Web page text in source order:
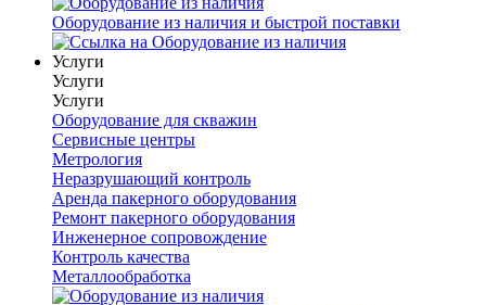
Оборудование из наличия и быстрой поставки
Услуги
Услуги
Услуги
Оборудование для скважин
Сервисные центры
Метрология
Неразрушающий контроль
Аренда пакерного оборудования
Ремонт пакерного оборудования
Инженерное сопровождение
Контроль качества
Металлообработка